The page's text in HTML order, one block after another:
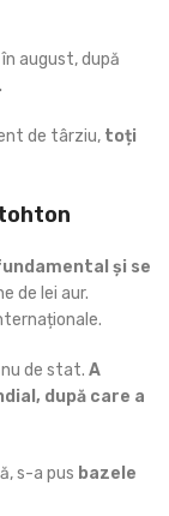
august, după
de târziu, toți
și se
de lei aur.
de stat. A
după care a
s-a pus bazele